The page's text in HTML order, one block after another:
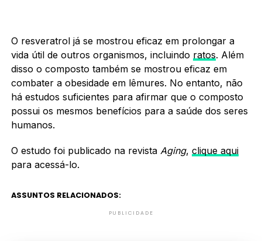
O resveratrol já se mostrou eficaz em prolongar a
vida útil de outros organismos, incluindo ratos. Além
disso o composto também se mostrou eficaz em
combater a obesidade em lêmures. No entanto, não
há estudos suficientes para afirmar que o composto
possui os mesmos benefícios para a saúde dos seres
humanos.
O estudo foi publicado na revista Aging, clique aqui
para acessá-lo.
ASSUNTOS RELACIONADOS:
PUBLICIDADE